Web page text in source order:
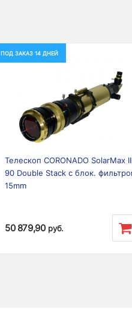
ПОД ЗАКАЗ 14 ДНЕЙ
Previous
Телескоп CORONADO SolarMax
90 Double Stack с блок.
15mm
50 879,90 руб.